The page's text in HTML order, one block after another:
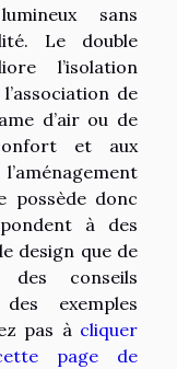
sans
Le double
l’isolation
de
d’air ou de
et aux
possède donc
à des
design que de
des conseils
exemples
pas à cliquer
page de